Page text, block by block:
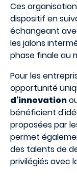
Ces
dispositif en
échangeant
les jalons
phase finale au
Pour les
opportunité
d'innovation
bénéficient
proposées par
permet
des talents de
privilégiés avec